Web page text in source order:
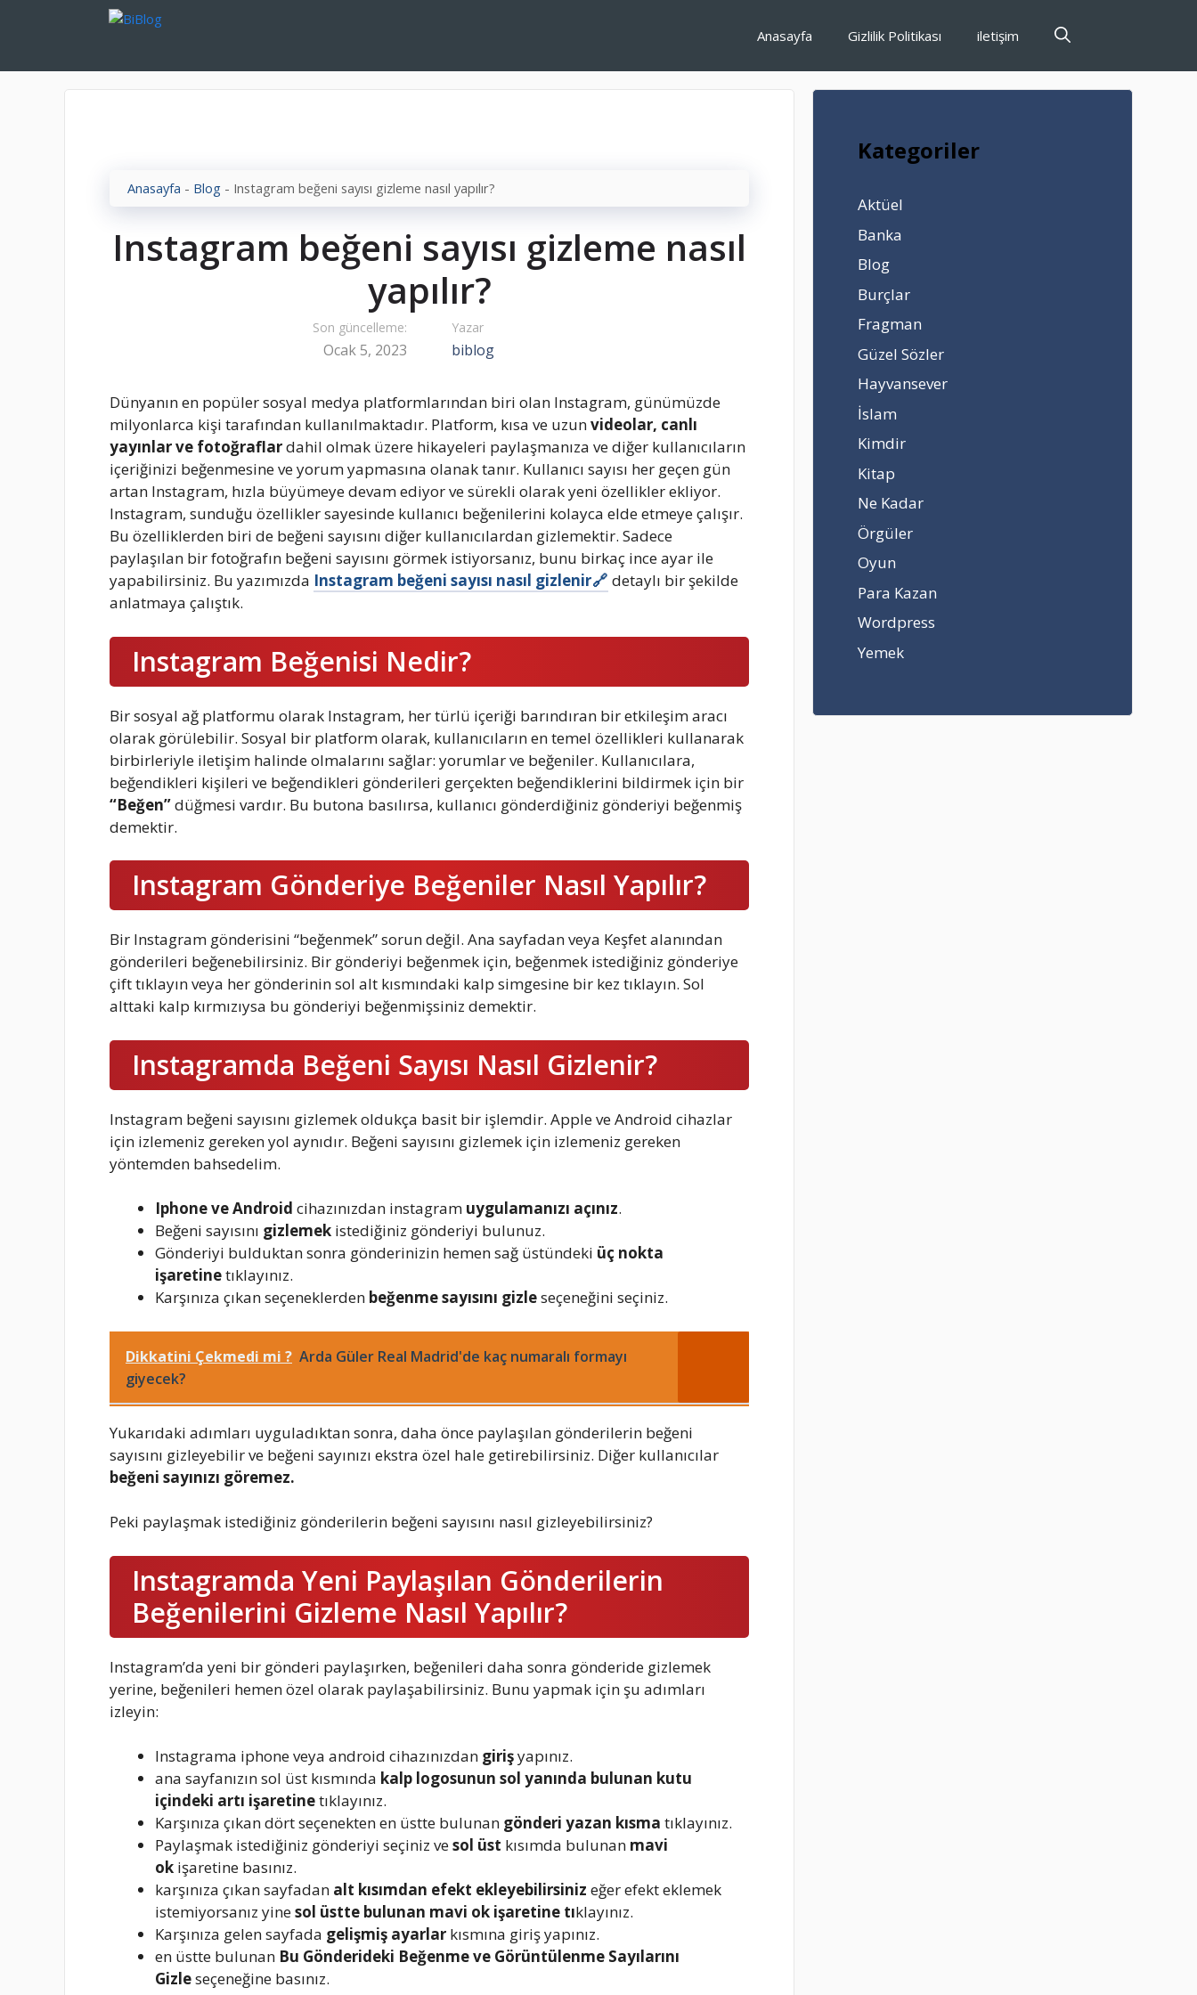
Anasayfa Gizlilik Politikası iletişim
Anasayfa - Blog - Instagram beğeni sayısı gizleme nasıl yapılır?
Instagram beğeni sayısı gizleme nasıl
yapılır?
Son güncelleme:
Ocak 5, 2023
Yazar
biblog
Dünyanın en popüler sosyal medya platformlarından biri olan Instagram, günümüzde
milyonlarca kişi tarafından kullanılmaktadır. Platform, kısa ve uzunvideolar, canlı
yayınlar ve fotoğraflardahil olmak üzere hikayeleri paylaşmanıza ve diğer kullanıcıların
içeriğinizi beğenmesine ve yorum yapmasına olanak tanır. Kullanıcı sayısı her geçen gün
artan Instagram, hızla büyümeye devam ediyor ve sürekli olarak yeni özellikler ekliyor.
Instagram, sunduğu özellikler sayesinde kullanıcı beğenilerini kolayca elde etmeye çalışır.
Bu özelliklerden biri de beğeni sayısını diğer kullanıcılardan gizlemektir. Sadece
paylaşılan bir fotoğrafın beğeni sayısını görmek istiyorsanız, bunu birkaç ince ayar ile
yapabilirsiniz. Bu yazımızda Instagram beğeni sayısı nasıl gizlenir
detaylı bir şekilde
anlatmaya çalıştık.
Instagram Beğenisi Nedir?
Bir sosyal ağ platformu olarak Instagram, her türlü içeriği barındıran bir etkileşim aracı
olarak görülebilir. Sosyal bir platform olarak, kullanıcıların en temel özellikleri kullanarak
birbirleriyle iletişim halinde olmalarını sağlar: yorumlar ve beğeniler. Kullanıcılara,
beğendikleri kişileri ve beğendikleri gönderileri gerçekten beğendiklerini bildirmek için bir
“Beğen”düğmesi vardır. Bu butona basılırsa, kullanıcı gönderdiğiniz gönderiyi beğenmiş
demektir.
Instagram Gönderiye Beğeniler Nasıl Yapılır?
Bir Instagram gönderisini “beğenmek” sorun değil. Ana sayfadan veya Keşfet alanından
gönderileri beğenebilirsiniz. Bir gönderiyi beğenmek için, beğenmek istediğiniz gönderiye
çift tıklayın veya her gönderinin sol alt kısmındaki kalp simgesine bir kez tıklayın. Sol
alttaki kalp kırmızıysa bu gönderiyi beğenmişsiniz demektir.
Instagramda Beğeni Sayısı Nasıl Gizlenir?
Instagram beğeni sayısını gizlemek oldukça basit bir işlemdir. Apple ve Android cihazlar
için izlemeniz gereken yol aynıdır. Beğeni sayısını gizlemek için izlemeniz gereken
yöntemden bahsedelim.
Iphone ve Android cihazınızdan instagram uygulamanızı açınız.
Beğeni sayısını gizlemek istediğiniz gönderiyi bulunuz.
Gönderiyi bulduktan sonra gönderinizin hemen sağ üstündeki üç nokta
işaretinetıklayınız.
Karşınıza çıkan seçeneklerden beğenme sayısını gizleseçeneğini seçiniz.
Dikkatini Çekmedi mi ? Arda Güler Real Madrid'de kaç numaralı formayı
giyecek?
Yukarıdaki adımları uyguladıktan sonra, daha önce paylaşılan gönderilerin beğeni
sayısını gizleyebilir ve beğeni sayınızı ekstra özel hale getirebilirsiniz. Diğer kullanıcılar
beğeni sayınızı göremez.
Peki paylaşmak istediğiniz gönderilerin beğeni sayısını nasıl gizleyebilirsiniz?
Instagramda Yeni Paylaşılan Gönderilerin
Beğenilerini Gizleme Nasıl Yapılır?
Instagram’da yeni bir gönderi paylaşırken, beğenileri daha sonra gönderide gizlemek
yerine, beğenileri hemen özel olarak paylaşabilirsiniz. Bunu yapmak için şu adımları
izleyin:
Instagrama iphone veya android cihazınızdan girişyapınız.
ana sayfanızın sol üst kısmında kalp logosunun sol yanında bulunan kutu
içindeki artı işaretinetıklayınız.
Karşınıza çıkan dört seçenekten en üstte bulunan gönderi yazan kısma tıklayınız.
Paylaşmak istediğiniz gönderiyi seçiniz vesol üst kısımda bulunan mavi
ok işaretine basınız.
karşınıza çıkan sayfadan alt kısımdan efekt ekleyebilirsiniz eğer efekt eklemek
istemiyorsanız yinesol üstte bulunan mavi ok işaretine tıklayınız.
Karşınıza gelen sayfada gelişmiş ayarlar kısmına giriş yapınız.
en üstte bulunan Bu Gönderideki Beğenme ve Görüntülenme Sayılarını
Gizleseçeneğine basınız.
Kategoriler
Aktüel
Banka
Blog
Burçlar
Fragman
Güzel Sözler
Hayvansever
İslam
Kimdir
Kitap
Ne Kadar
Örgüler
Oyun
Para Kazan
Wordpress
Yemek